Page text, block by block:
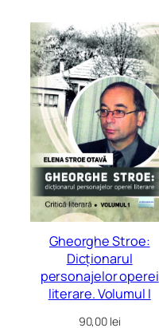
Gheorghe Stroe:
Dicționarul
personajelor operei
literare. Volumul I
90,00 lei